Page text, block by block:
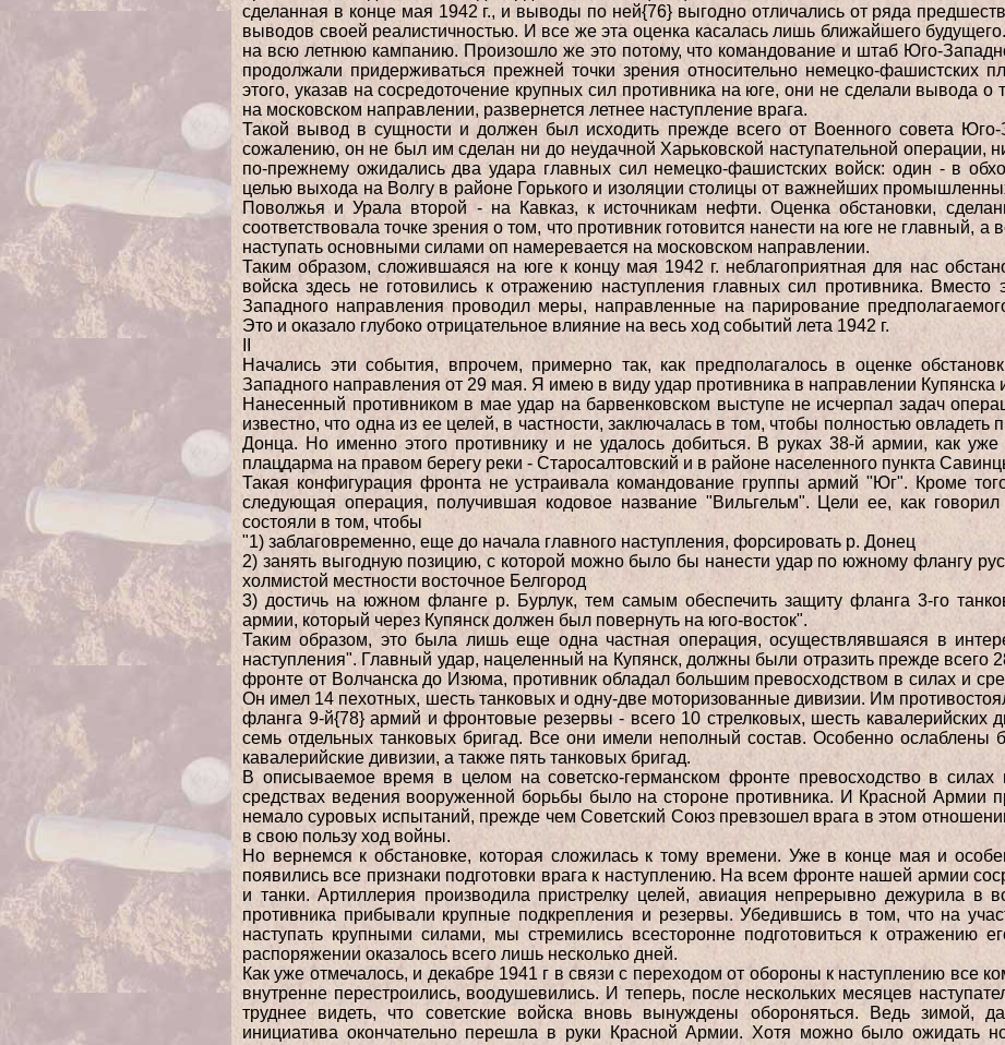
сделанная в конце мая 1942 г., и выводы по ней{76} выгодно отличались от ряда
выводов своей реалистичностью. И все же эта оценка касалась лишь ближайшего
на всю летнюю кампанию. Произошло же это потому, что командование и штаб Юго-
продолжали придерживаться прежней точки зрения относительно немецко-фашистских
этого, указав на сосредоточение крупных сил противника на юге, они не сделали вывода о
на московском направлении, развернется летнее наступление врага.
Такой вывод в сущности и должен был исходить прежде всего от Военного совета Юго-
сожалению, он не был им сделан ни до неудачной Харьковской наступательной операции,
по-прежнему ожидались два удара главных сил немецко-фашистских войск: один - в
целью выхода на Волгу в районе Горького и изоляции столицы от важнейших
Поволжья и Урала второй - на Кавказ, к источникам нефти. Оценка обстановки,
соответствовала точке зрения о том, что противник готовится нанести на юге не главный, а
наступать основными силами оп намеревается на московском направлении.
Таким образом, сложившаяся на юге к концу мая 1942 г. неблагоприятная для нас
войска здесь не готовились к отражению наступления главных сил противника.
Западного направления проводил меры, направленные на парирование
Это и оказало глубоко отрицательное влияние на весь ход событий лета 1942 г.
Начались эти события, впрочем, примерно так, как предполагалось в оценке
Западного направления от 29 мая. Я имею в виду удар противника в направлении Купянска
Нанесенный противником в мае удар на барвенковском выступе не исчерпал задач
известно, что одна из ее целей, в частности, заключалась в том, чтобы полностью
Донца. Но именно этого противнику и не удалось добиться. В руках 38-й армии, как уже
плацдарма на правом берегу реки - Старосалтовский и в районе населенного пункта
Такая конфигурация фронта не устраивала командование группы армий "Юг". Кроме
следующая операция, получившая кодовое название "Вильгельм". Цели ее, как
состояли в том, чтобы
"1) заблаговременно, еще до начала главного наступления, форсировать р. Донец
2) занять выгодную позицию, с которой можно было бы нанести удар по южному флангу
холмистой местности восточное Белгород
3) достичь на южном фланге р. Бурлук, тем самым обеспечить защиту фланга 3-го
армии, который через Купянск должен был повернуть на юго-восток".
Таким образом, это была лишь еще одна частная операция, осуществлявшаяся в
наступления". Главный удар, нацеленный на Купянск, должны были отразить прежде всего
фронте от Волчанска до Изюма, противник обладал большим превосходством в силах и
Он имел 14 пехотных, шесть танковых и одну-две моторизованные дивизии. Им
фланга 9-й{78} армий и фронтовые резервы - всего 10 стрелковых, шесть кавалерийских
семь отдельных танковых бригад. Все они имели неполный состав. Особенно ослаблены
кавалерийские дивизии, а также пять танковых бригад.
В описываемое время в целом на советско-германском фронте превосходство в силах
средствах ведения вооруженной борьбы было на стороне противника. И Красной Армии
немало суровых испытаний, прежде чем Советский Союз превзошел врага в этом
в свою пользу ход войны.
Но вернемся к обстановке, которая сложилась к тому времени. Уже в конце мая и
появились все признаки подготовки врага к наступлению. На всем фронте нашей армии
и танки. Артиллерия производила пристрелку целей, авиация непрерывно дежурила в
противника прибывали крупные подкрепления и резервы. Убедившись в том, что на
наступать крупными силами, мы стремились всесторонне подготовиться к отражению
распоряжении оказалось всего лишь несколько дней.
Как уже отмечалось, и декабре 1941 г в связи с переходом от обороны к наступлению все
внутренне перестроились, воодушевились. И теперь, после нескольких месяцев
труднее видеть, что советские войска вновь вынуждены обороняться. Ведь зимой,
инициатива окончательно перешла в руки Красной Армии. Хотя можно было ожидать